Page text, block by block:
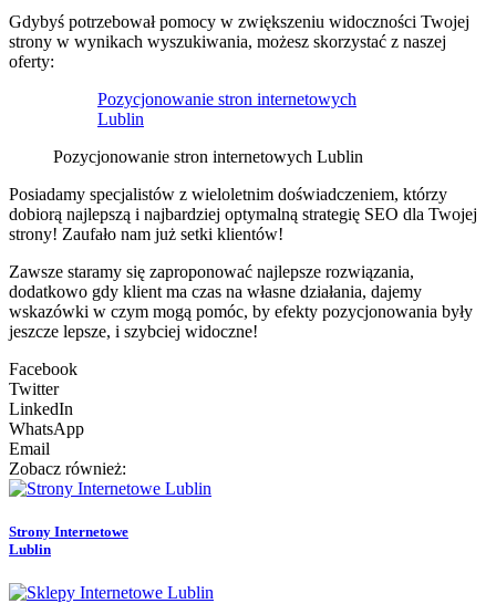
Gdybyś potrzebował pomocy w zwiększeniu widoczności Twojej
strony w wynikach wyszukiwania, możesz skorzystać z naszej
oferty:
Pozycjonowanie stron internetowych
Lublin
Pozycjonowanie stron internetowych Lublin
Posiadamy specjalistów z wieloletnim doświadczeniem, którzy
dobiorą najlepszą i najbardziej optymalną strategię SEO dla Twojej
strony! Zaufało nam już setki klientów!
Zawsze staramy się zaproponować najlepsze rozwiązania,
dodatkowo gdy klient ma czas na własne działania, dajemy
wskazówki w czym mogą pomóc, by efekty pozycjonowania były
jeszcze lepsze, i szybciej widoczne!
Facebook
Twitter
LinkedIn
WhatsApp
Email
Zobacz również:
Strony Internetowe
Lublin